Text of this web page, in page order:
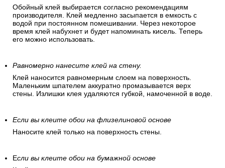
Обойный клей выбирается согласно рекомендациям
производителя. Клей медленно засыпается в емкость с
водой при постоянном помешивании. Через некоторое
время клей набухнет и будет напоминать кисель. Теперь
его можно использовать.
Равномерно нанесите клей на стену.
Клей наносится равномерным слоем на поверхность.
Маленьким шпателем аккуратно промазывается верх
стены. Излишки клея удаляются губкой, намоченной в воде.
Если вы клеите обои на флизелиновой основе
Наносите клей только на поверхность стены.
Если вы клеите обои на бумажной основе